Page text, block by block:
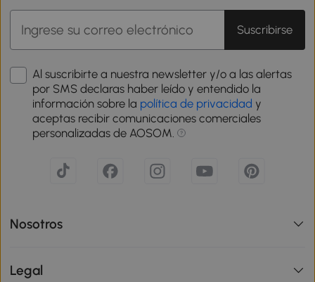
Suscribirse
Al suscribirte a nuestra newsletter y/o a las alertas
por SMS declaras haber leído y entendido la
información sobre la política de privacidad y
aceptas recibir comunicaciones comerciales
personalizadas de AOSOM.
Nosotros
Legal